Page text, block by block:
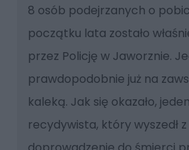
8 osób podejrzanych o
początku lata zostało
przez Policję w Jaworznie.
prawdopodobnie już na
kaleką. Jak się okazało,
recydywista, który wyszedł